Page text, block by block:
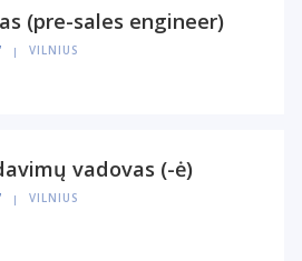
(pre-sales engineer)
VILNIUS
vadovas (-ė)
VILNIUS